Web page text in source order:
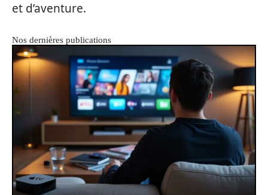
et d’aventure.
Nos dernières publications